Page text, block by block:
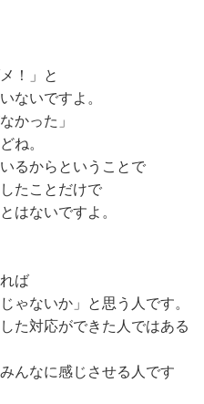
！」と
ないですよ。
かった」
ね。
るからということで
たことだけで
はないですよ。
ば
ゃないか」と思う人です。
た対応ができた人ではある
んなに感じさせる人です